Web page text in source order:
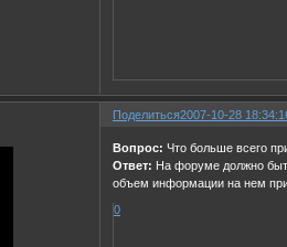
Поделиться2007-10-28
Вопрос: Что больше всего
Ответ: На форуме должно
объем информации на нем
0